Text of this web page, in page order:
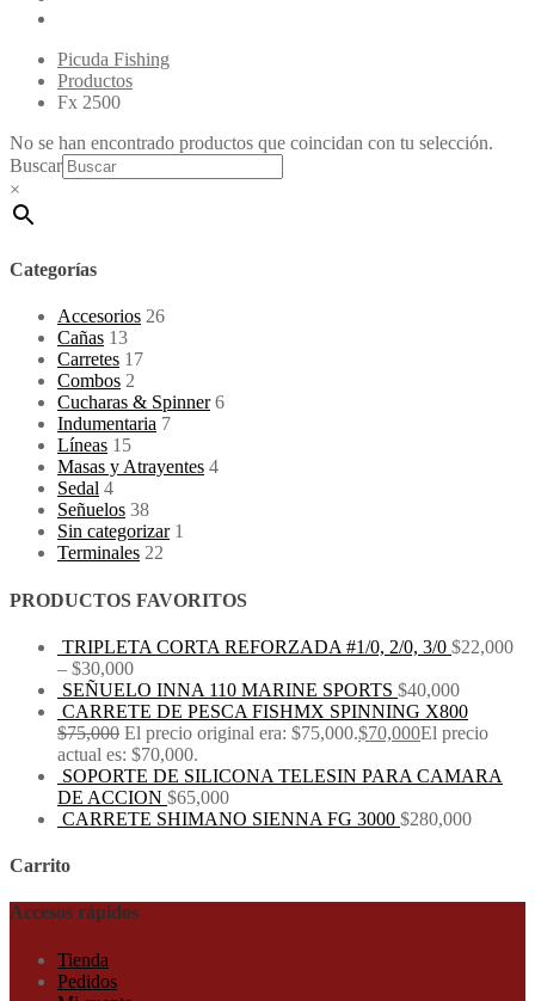
Picuda Fishing
Productos
Fx 2500
No se han encontrado productos que coincidan con tu selección.
Buscar
×
Categorías
Accesorios 26
Cañas 13
Carretes 17
Combos 2
Cucharas & Spinner 6
Indumentaria 7
Líneas 15
Masas y Atrayentes 4
Sedal 4
Señuelos 38
Sin categorizar 1
Terminales 22
PRODUCTOS FAVORITOS
TRIPLETA CORTA REFORZADA #1/0, 2/0, 3/0 $22,000
– $30,000
SEÑUELO INNA 110 MARINE SPORTS $40,000
CARRETE DE PESCA FISHMX SPINNING X800
$75,000 El precio original era: $75,000.$70,000El precio
actual es: $70,000.
SOPORTE DE SILICONA TELESIN PARA CAMARA
DE ACCION $65,000
CARRETE SHIMANO SIENNA FG 3000 $280,000
Carrito
Accesos rápidos
Tienda
Pedidos